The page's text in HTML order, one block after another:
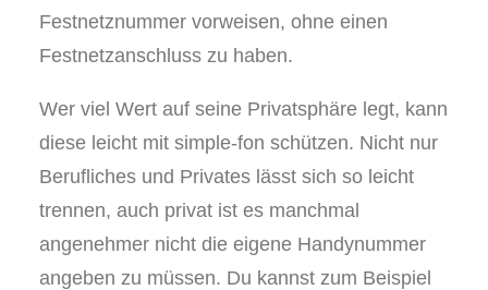
Festnetznummer vorweisen, ohne einen
Festnetzanschluss zu haben.
Wer viel Wert auf seine Privatsphäre legt, kann
diese leicht mit simple-fon schützen. Nicht nur
Berufliches und Privates lässt sich so leicht
trennen, auch privat ist es manchmal
angenehmer nicht die eigene Handynummer
angeben zu müssen. Du kannst zum Beispiel